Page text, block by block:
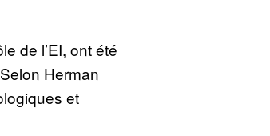
de l’EI, ont été
Herman
et